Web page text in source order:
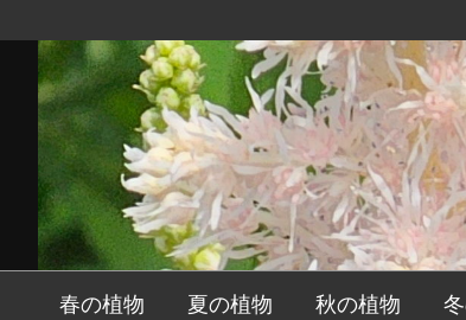
春の植物 夏の植物 秋の植物